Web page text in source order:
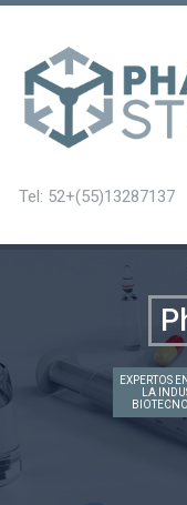
Tel: 52+(55)13287137
EXPERTOS
LA